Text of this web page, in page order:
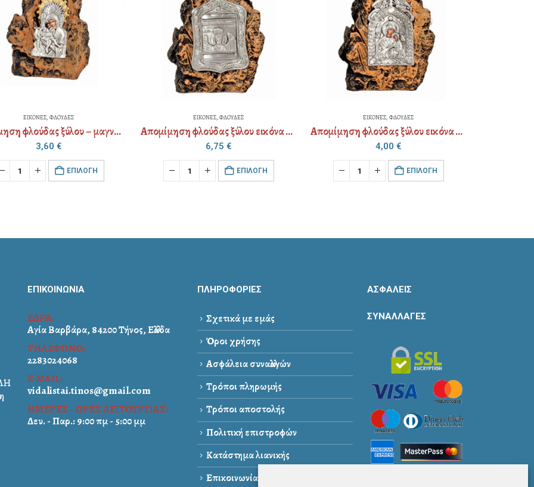
ΕΙΚΟΝΕΣ, ΦΛΟΥΔΕΣ
Απομίμηση φλούδας ξύλου εικόνα διακοσμημένη (επιλογή Αγίου)
6,75 €
EΠΙΛΟΓΉ
ΕΙΚΟΝΕΣ, ΦΛΟΥΔΕΣ
Απομίμηση φλούδας ξύλου εικόνα διακοσμημένη (επιλογή Αγίου)
4,00 €
EΠΙΛΟΓΉ
ΕΙΚΟΝΕΣ, ΦΛΟΥΔΕΣ
Απομίμηση φλούδας ξύλου – μαγνήτης εικόνα διακοσμημένη (επιλογή Αγίου)
3,60 €
EΠΙΛΟΓΉ
ΕΠΙΚΟΙΝΩΝΙΑ
ΕΔΡΑ:
Αγία Βαρβάρα, 84200 Τήνος, Ελλάδα
ΤΗΛΕΦΩΝΟ:
2283024068
E-MAIL:
vidalistai.tinos@gmail.com
ΗΜΕΡΕΣ - ΩΡΕΣ ΛΕΙΤΟΥΡΓΙΑΣ:
Δευ. - Παρ.: 9:00 πμ - 5:00 μμ
ΠΛΗΡΟΦΟΡΙΕΣ
Σχετικά με εμάς
Όροι χρήσης
Ασφάλεια συναλλαγών
Τρόποι πληρωμής
Τρόποι αποστολής
Πολιτική επιστροφών
Κατάστημα λιανικής
Επικοινωνία
ΑΣΦΑΛΕΙΣ
ΣΥΝΑΛΛΑΓΕΣ